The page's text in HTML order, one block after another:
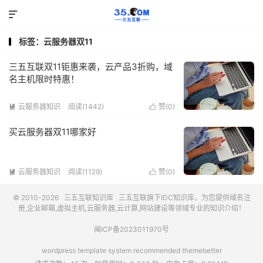

标签：云服务器双11
三五互联双11钜惠来袭，云产品3折购，域
名主机限时特惠！
 云服务器知识 阅读(1442)  赞(0)
买云服务器双11哪家好
 云服务器知识 阅读(1129)  赞(0)
© 2010-2026 三五互联知识库 三五互联旗下IDC知识库，为您提供域名注
册,企业邮箱,虚拟主机,云服务器,云计算,网站建设等领域专业的知识介绍！
闽ICP备2023011970号
wordpress template system recommended themebetter